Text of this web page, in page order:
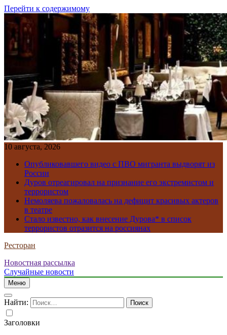
Перейти к содержимому
10 августа, 2026
Опубликовавшего видео с ПВО мигранта выдворят из
России
Дуров отреагировал на признание его экстремистом и
террористом
Немоляева пожаловалась на дефицит красивых актеров
в театре
Стало известно, как внесение Дурова* в список
террористов отразится на россиянах
Ресторан
Новостная рассылка
Случайные новости
Меню
Найти:
Заголовки